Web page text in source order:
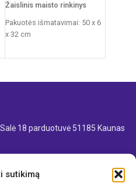
sutikimą
Žaislinis maisto rinkinys
Pakuotės išmatavimai: 50 x 6
x 32 cm
nuo 3 metų
18 parduotuvė 51185 Kaunas